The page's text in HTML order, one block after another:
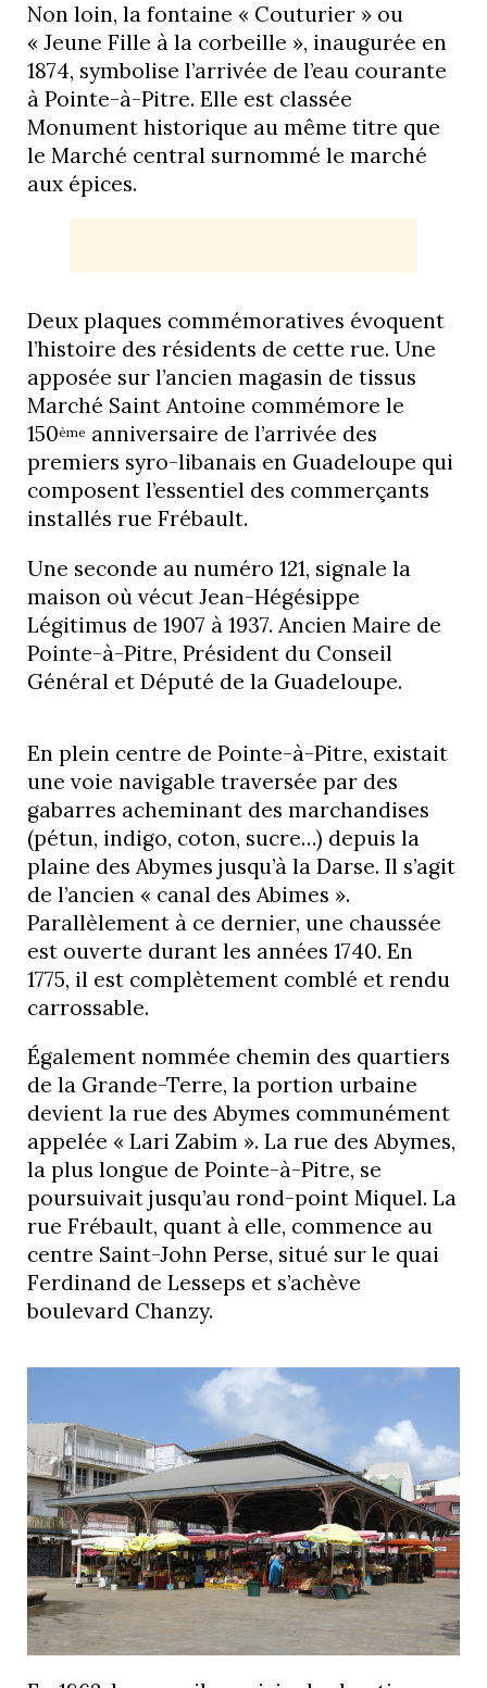
Non loin, la fontaine « Couturier » ou
« Jeune Fille à la corbeille », inaugurée en
1874, symbolise l’arrivée de l’eau courante
à Pointe-à-Pitre. Elle est classée
Monument historique au même titre que
le Marché central surnommé le marché
aux épices.
Deux plaques commémoratives évoquent
l’histoire des résidents de cette rue. Une
apposée sur l’ancien magasin de tissus
Marché Saint Antoine commémore le
150ème anniversaire de l’arrivée des
premiers syro-libanais en Guadeloupe qui
composent l’essentiel des commerçants
installés rue Frébault.
Une seconde au numéro 121, signale la
maison où vécut Jean-Hégésippe
Légitimus de 1907 à 1937. Ancien Maire de
Pointe-à-Pitre, Président du Conseil
Général et Député de la Guadeloupe.
En plein centre de Pointe-à-Pitre, existait
une voie navigable traversée par des
gabarres acheminant des marchandises
(pétun, indigo, coton, sucre…) depuis la
plaine des Abymes jusqu’à la Darse. Il s’agit
de l’ancien « canal des Abimes ».
Parallèlement à ce dernier, une chaussée
est ouverte durant les années 1740. En
1775, il est complètement comblé et rendu
carrossable.
Également nommée chemin des quartiers
de la Grande-Terre, la portion urbaine
devient la rue des Abymes communément
appelée « Lari Zabim ». La rue des Abymes,
la plus longue de Pointe-à-Pitre, se
poursuivait jusqu’au rond-point Miquel. La
rue Frébault, quant à elle, commence au
centre Saint-John Perse, situé sur le quai
Ferdinand de Lesseps et s’achève
boulevard Chanzy.